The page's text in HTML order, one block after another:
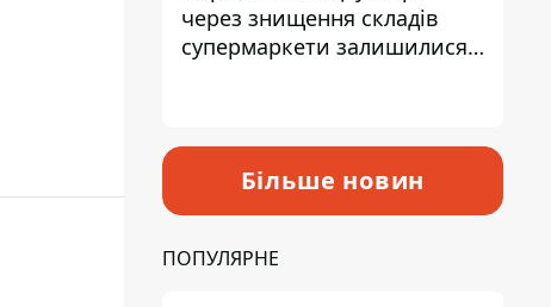
через знищення складів
супермаркети залишилися
Більше новин
ПОПУЛЯРНЕ